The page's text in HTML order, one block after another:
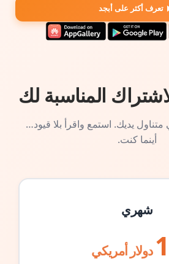
تعرف أكثر على أبجد
المناسبة لك
يديك. استمع واقرأ بلا قيود…
أينما كنت.
شهري
دولار أمريكي